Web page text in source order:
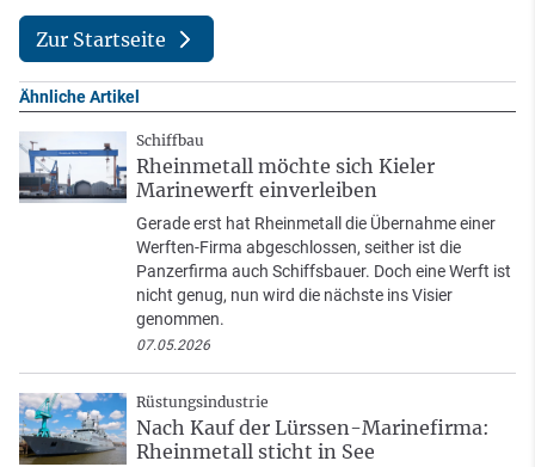
Zur Startseite
Ähnliche Artikel
Schiffbau
Rheinmetall möchte sich Kieler
Marinewerft einverleiben
Gerade erst hat Rheinmetall die Übernahme einer
Werften-Firma abgeschlossen, seither ist die
Panzerfirma auch Schiffsbauer. Doch eine Werft ist
nicht genug, nun wird die nächste ins Visier
genommen.
07.05.2026
Rüstungsindustrie
Nach Kauf der Lürssen-Marinefirma:
Rheinmetall sticht in See